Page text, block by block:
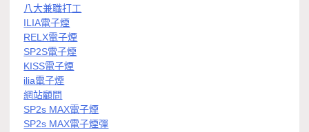
八大兼職打工
ILIA電子煙
RELX電子煙
SP2S電子煙
KISS電子煙
ilia電子煙
網站顧問
SP2s MAX電子煙
SP2s MAX電子煙彈